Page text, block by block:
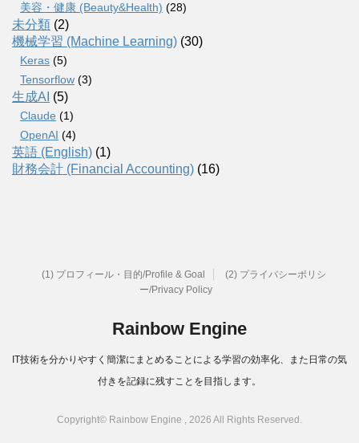
美容・健康 (Beauty&Health) (28)
未分類 (2)
機械学習 (Machine Learning) (30)
Keras (5)
Tensorflow (3)
生成AI (5)
Claude (1)
OpenAI (4)
英語 (English) (1)
財務会計 (Financial Accounting) (16)
(1) プロフィール・目的/Profile & Goal
(2) プライバシーポリシ
ー/Privacy Policy
Rainbow Engine
IT技術を分かりやすく簡潔にまとめることによる学習の効率化、また日常の気
付きを記録に残すことを目指します。
Copyright© Rainbow Engine , 2026 All Rights Reserved.